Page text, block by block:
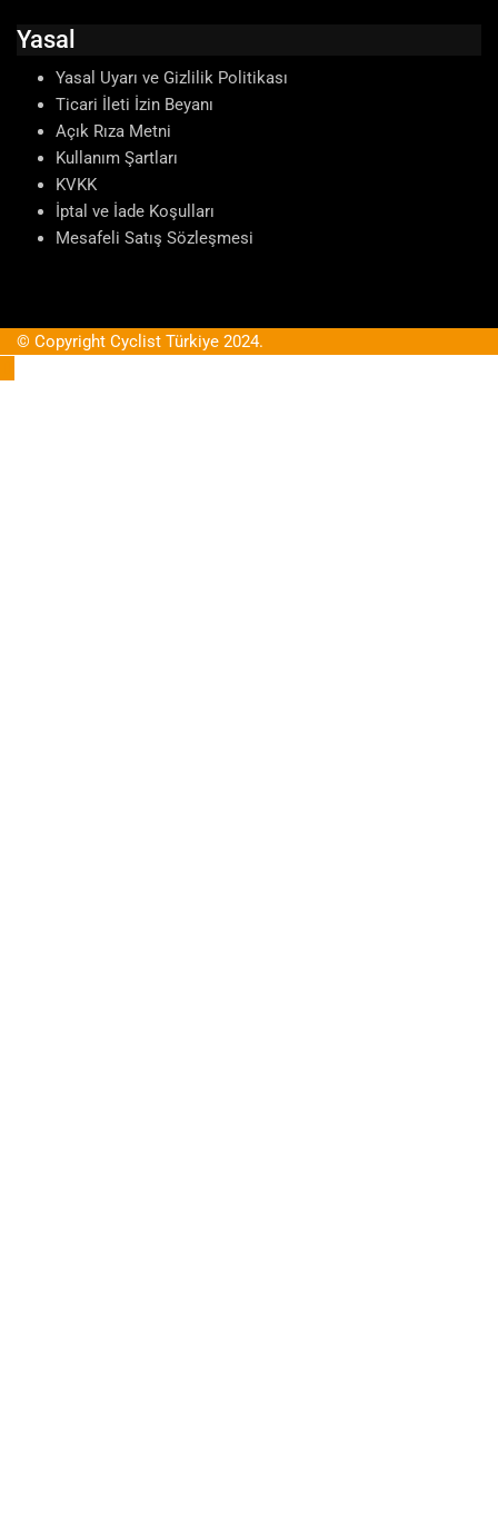
Yasal
Yasal Uyarı ve Gizlilik Politikası
Ticari İleti İzin Beyanı
Açık Rıza Metni
Kullanım Şartları
KVKK
İptal ve İade Koşulları
Mesafeli Satış Sözleşmesi
© Copyright Cyclist Türkiye 2024.